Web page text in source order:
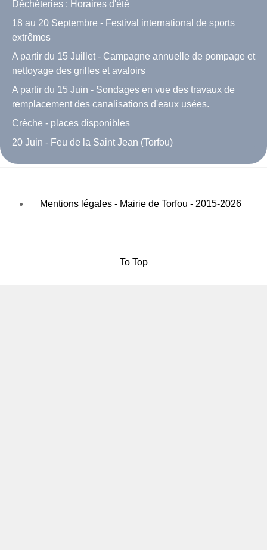
Déchèteries : Horaires d'été
18 au 20 Septembre - Festival international de sports
extrêmes
A partir du 15 Juillet - Campagne annuelle de pompage et
nettoyage des grilles et avaloirs
A partir du 15 Juin - Sondages en vue des travaux de
remplacement des canalisations d'eaux usées.
Crèche - places disponibles
20 Juin - Feu de la Saint Jean (Torfou)
Mentions légales - Mairie de Torfou - 2015-2026
To Top